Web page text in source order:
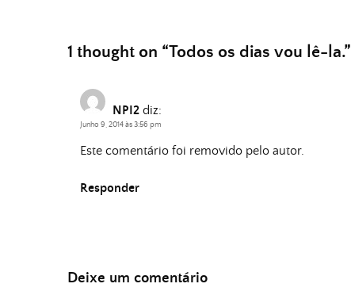
1 thought on “Todos os dias vou lê-la.”
NPI2 diz:
Junho 9, 2014 às 3:56 pm
Este comentário foi removido pelo autor.
Responder
Deixe um comentário